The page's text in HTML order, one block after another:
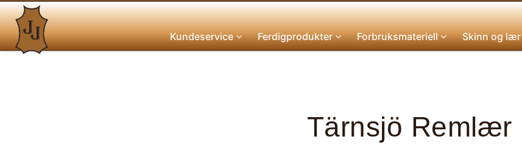
Kundeservice Ferdigprodukter Forbruksmateriell Skinn og lær
Tärnsjö Remlær